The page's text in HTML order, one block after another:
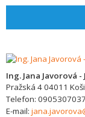
Ing. Jana Javorová -
Pražská 404011
Telefon: 0905307037
E-mail: